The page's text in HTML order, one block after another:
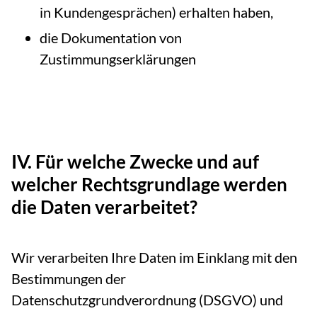
in Kundengesprächen) erhalten haben,
die Dokumentation von
Zustimmungserklärungen
IV. Für welche Zwecke und auf
welcher Rechtsgrundlage werden
die Daten verarbeitet?
Wir verarbeiten Ihre Daten im Einklang mit den
Bestimmungen der
Datenschutzgrundverordnung (DSGVO) und